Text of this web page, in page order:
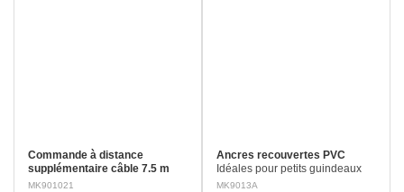
Commande à distance
supplémentaire câble 7.5 m
Pour guindeau DH40.
MK901021
Ancres recouvertes PVC
Idéales pour petits guindeaux
sur les barques de pêch.
MK9013A